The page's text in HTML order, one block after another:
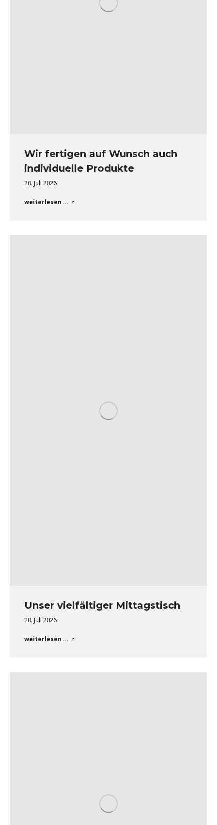
Wir fertigen auf Wunsch auch
individuelle Produkte
20. Juli 2026
weiterlesen ...
Unser vielfältiger Mittagstisch
20. Juli 2026
weiterlesen ...